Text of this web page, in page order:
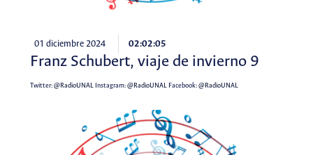
01 diciembre 2024 02:02:05
Franz Schubert, viaje de invierno 9
Twitter:@RadioUNALInstagram:@RadioUNALFacebook:@RadioUNAL